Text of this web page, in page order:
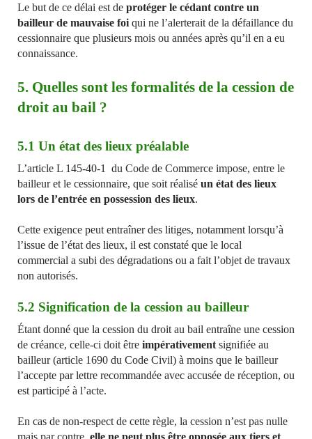
Le but de ce délai est de protéger le cédant contre un
bailleur de mauvaise foi qui ne l’alerterait de la défaillance du
cessionnaire que plusieurs mois ou années après qu’il en a eu
connaissance.
5. Quelles sont les formalités de la cession de
droit au bail ?
5.1 Un état des lieux préalable
L’article L 145-40-1 du Code de Commerce impose, entre le
bailleur et le cessionnaire, que soit réalisé un état des lieux
lors de l’entrée en possession des lieux.
Cette exigence peut entraîner des litiges, notamment lorsqu’à
l’issue de l’état des lieux, il est constaté que le local
commercial a subi des dégradations ou a fait l’objet de travaux
non autorisés.
5.2 Signification de la cession au bailleur
Étant donné que la cession du droit au bail entraîne une cession
de créance, celle-ci doit être impérativement signifiée au
bailleur (article 1690 du Code Civil) à moins que le bailleur
l’accepte par lettre recommandée avec accusée de réception, ou
est participé à l’acte.
En cas de non-respect de cette règle, la cession n’est pas nulle
mais par contre, elle ne peut plus être opposée aux tiers et